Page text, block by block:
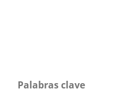
Palabras clave